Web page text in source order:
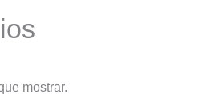
mostrar.